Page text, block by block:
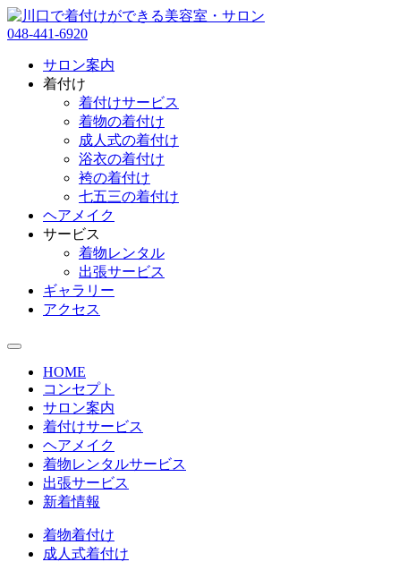
048-441-6920
サロン案内
着付け
着付けサービス
着物の着付け
成人式の着付け
浴衣の着付け
袴の着付け
七五三の着付け
ヘアメイク
サービス
着物レンタル
出張サービス
ギャラリー
アクセス
HOME
コンセプト
サロン案内
着付けサービス
ヘアメイク
着物レンタルサービス
出張サービス
新着情報
着物着付け
成人式着付け